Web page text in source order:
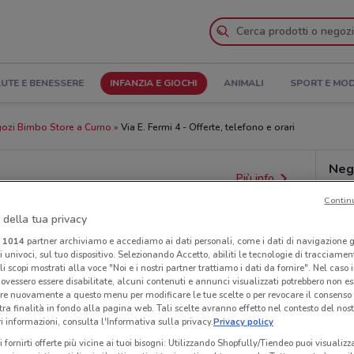
E BENESSERE INFANZIA E GIOCHI ANIMALI SPORT E
Bimbo Store a Curno Via E. Fermi 4 - Offerte, telefono e orari
Più info
della tua privacy
1014partner archiviamo e accediamo ai dati personali, come i dati di navigazione
sul tuo dispositivo. Selezionando Accetto, abiliti le tecnologie di
scopi mostrati alla voce "Noi e i nostri partner trattiamo i dati da fornire". Nel caso
essere disabilitate, alcuni contenuti e annunci visualizzati potrebbero non
nuovamente a questo menu per modificare le tue scelte o per revocare il
finalità in fondo alla pagina web. Tali scelte avranno effetto nel contesto del
informazioni, consulta l'Informativa sulla privacy.Privacy policy
fornirti offerte più vicine ai tuoi bisogni: Utilizzando Shopfully/Tiendeo puoi